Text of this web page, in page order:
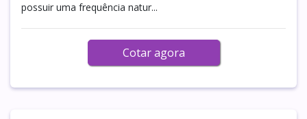
possuir uma frequência natur...
Cotar agora